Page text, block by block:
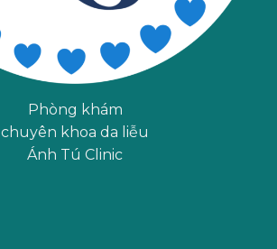
Phòng khám
chuyên khoa da liễu
Ánh Tú Clinic